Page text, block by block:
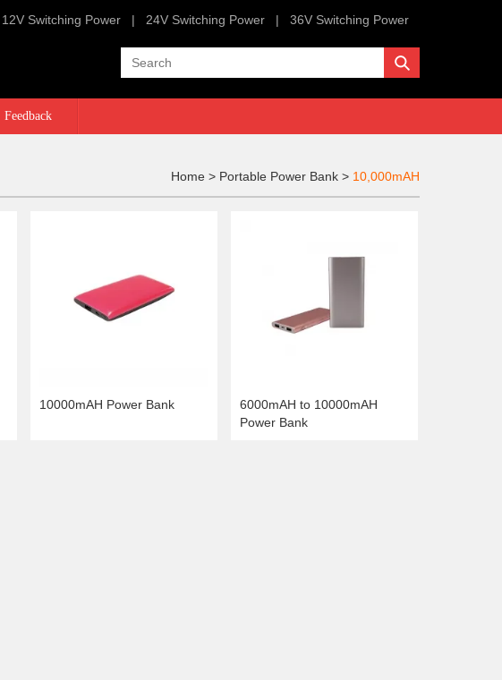
36V Switching Power
|
24V Switching Power
|
12V Switching Power
Feedback
Home > Portable Power Bank > 10,000mAH
10000mAH Power Bank
6000mAH to 10000mAH
Power Bank